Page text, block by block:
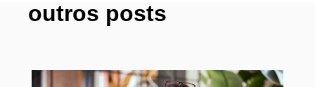
outros posts